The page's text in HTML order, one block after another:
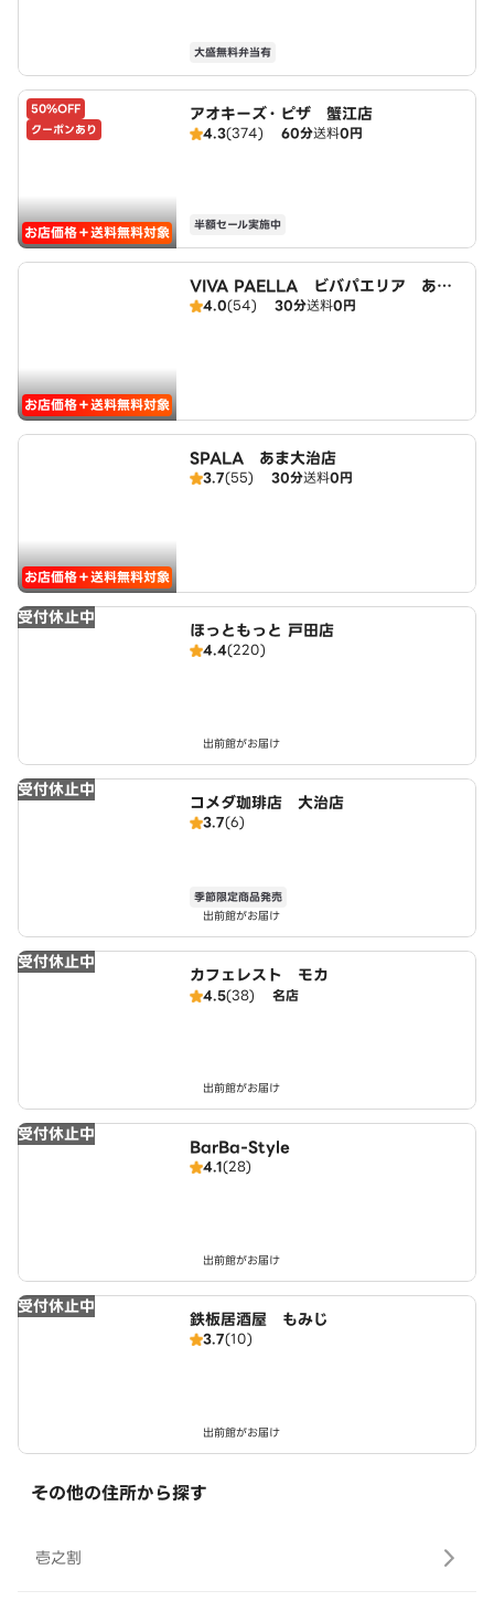
大盛無料弁当有
50%OFF
クーポンあり
お店価格＋送料無料対象
アオキーズ・ピザ 蟹江店
4.3(374) 60分送料0円
半額セール実施中
お店価格＋送料無料対象
VIVA PAELLA ビバパエリア あま
大治店
4.0(54) 30分送料0円
お店価格＋送料無料対象
SPALA あま大治店
3.7(55) 30分送料0円
受付休止中
ほっともっと 戸田店
4.4(220)
出前館がお届け
受付休止中
コメダ珈琲店 大治店
3.7(6)
季節限定商品発売
出前館がお届け
受付休止中
カフェレスト モカ
4.5(38) 名店
出前館がお届け
受付休止中
BarBa-Style
4.1(28)
出前館がお届け
受付休止中
鉄板居酒屋 もみじ
3.7(10)
出前館がお届け
その他の住所から探す
壱之割